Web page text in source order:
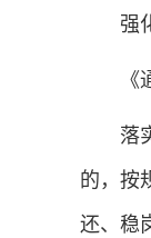
强化
《通
落实
的，按
还、稳